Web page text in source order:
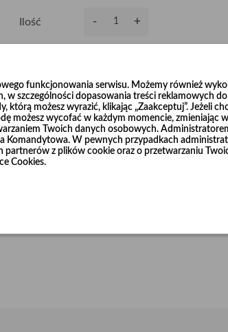
Ilość - +
Rury łączone są za pomocą szczelnego zamka.
funkcjonowania serwisu. Możemy również
szczególności dopasowania treści reklamowych
możesz wyrazić, klikając „Zaakceptuj”. Jeżeli
możesz wycofać w każdym momencie, zmieniając
Twoich danych osobowych.
Komandytowa. W pewnych przypadkach
partnerów z plików cookie oraz o przetwarzaniu
Cookies.